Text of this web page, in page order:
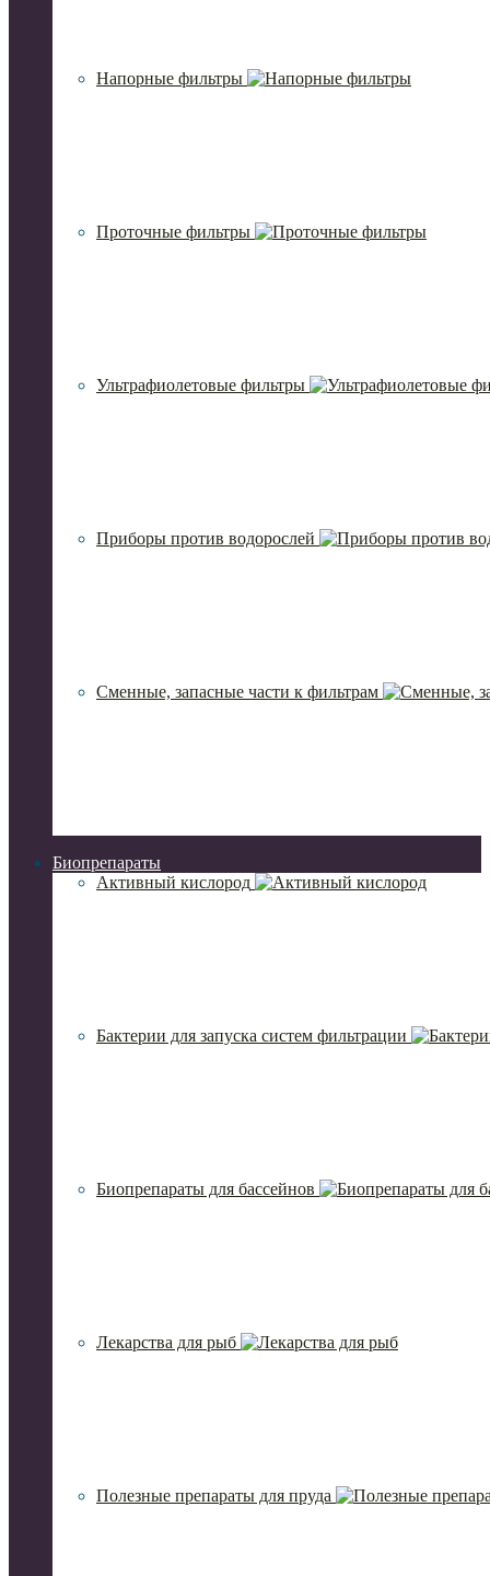
Напорные фильтры
Проточные фильтры
Ультрафиолетовые фильтры
Приборы против водорослей
Сменные, запасные части к фильтрам
Биопрепараты
Активный кислород
Бактерии для запуска систем фильтрации
Биопрепараты для бассейнов
Лекарства для рыб
Полезные препараты для пруда